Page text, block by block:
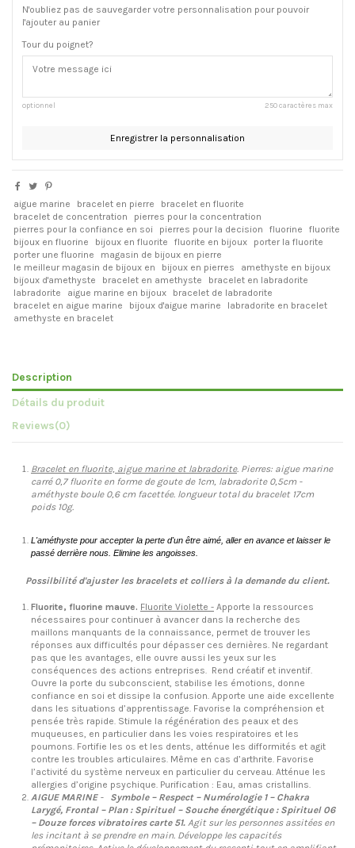
N'oubliez pas de sauvegarder votre personnalisation pour pouvoir
l'ajouter au panier
Tour du poignet?
optionnel 250 caractères max
Enregistrer la personnalisation
aigue marine bracelet en pierre
bracelet en fluorite
bracelet de concentration
pierres pour la concentration
pierres pour la confiance en soi
pierres pour la decision fluorine
fluorite
bijoux en fluorine
bijoux en fluorite fluorite en bijoux
porter la fluorite
porter une fluorine
magasin de bijoux en pierre
le meilleur magasin de bijoux en
bijoux en pierres
amethyste en bijoux
bijoux d'amethyste
bracelet en amethyste
bracelet en labradorite
labradorite
aigue marine en bijoux
bracelet de labradorite
bracelet en aigue marine
bijoux d'aigue marine
labradorite en bracelet
amethyste en bracelet
Description
Détails du produit
Reviews(0)
Bracelet en fluorite, aigue marine et labradorite. Pierres: aigue marine
carré 0,7 fluorite en forme de goute de 1cm, labradorite 0,5cm -
améthyste boule 0,6 cm facettée. longueur total du bracelet 17cm
poids 10g.
L'améthyste pour accepter la perte d'un être aimé, aller en avance et laisser le
passé derrière nous. Elimine les angoisses.
Possilbilité d'ajuster les bracelets et colliers à la demande du client.
Fluorite, fluorine mauve. Fluorite Violette - Apporte la ressources
nécessaires pour continuer à avancer dans la recherche des
maillons manquants de la connaissance, permet de trouver les
réponses aux difficultés pour dépasser ces dernières. Ne regardant
pas que les avantages, elle ouvre aussi les yeux sur les
conséquences des actions entreprises. Rend créatif et inventif.
Ouvre la porte du subconscient, stabilise les émotions, donne
confiance en soi et dissipe la confusion. Apporte une aide excellente
dans les situations d’apprentissage. Favorise la compréhension et
pensée très rapide. Stimule la régénération des peaux et des
muqueuses, en particulier dans les voies respiratoires et les
poumons. Fortifie les os et les dents, atténue les difformités et agit
contre les troubles articulaires. Même en cas d’arthrite. Favorise
l’activité du système nerveux en particulier du cerveau. Atténue les
allergies d’origine psychique. Purification : Eau, amas cristallins.
AIGUE MARINE- Symbole – Respect – Numérologie 1 – Chakra
Larygé, Frontal – Plan : Spirituel – Souche énergétique : Spirituel 06
– Douze forces vibratoires carte 51. Agit sur les personnes assitées en
les incitant à se prendre en main. Développe les capacités